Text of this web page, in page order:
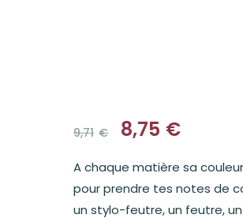
9,71 €
Le
prix
initial
était :
9,71€.
8,75 €
Le
prix
actuel
est :
8,75€.
A chaque matière sa
pour prendre tes notes de
un stylo-feutre, un feutre,